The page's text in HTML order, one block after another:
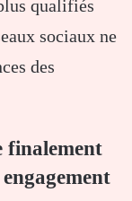
qualifiés
sociaux ne
des
finalement